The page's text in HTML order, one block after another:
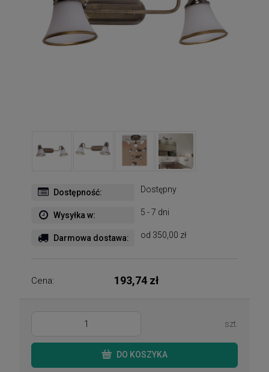
Dostępność: Dostępny
Wysyłka w: 5 - 7 dni
Darmowa dostawa: od 350,00 zł
Cena: 193,74 zł
szt.
DO KOSZYKA